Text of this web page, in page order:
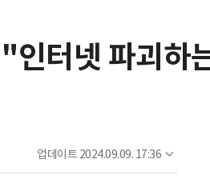
터넷 파괴하
업데이트 2024.09.09. 17:36